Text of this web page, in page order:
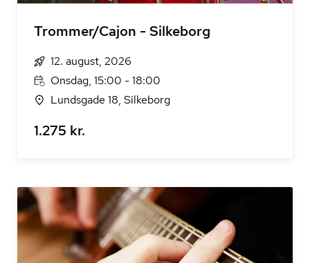
Trommer/Cajon - Silkeborg
12. august, 2026
Onsdag, 15:00 - 18:00
Lundsgade 18, Silkeborg
1.275 kr.